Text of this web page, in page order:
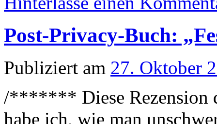
Post-Privacy-Buch:
Publiziert am 27. Oktober
/******* Diese Rezension
habe ich, wie man